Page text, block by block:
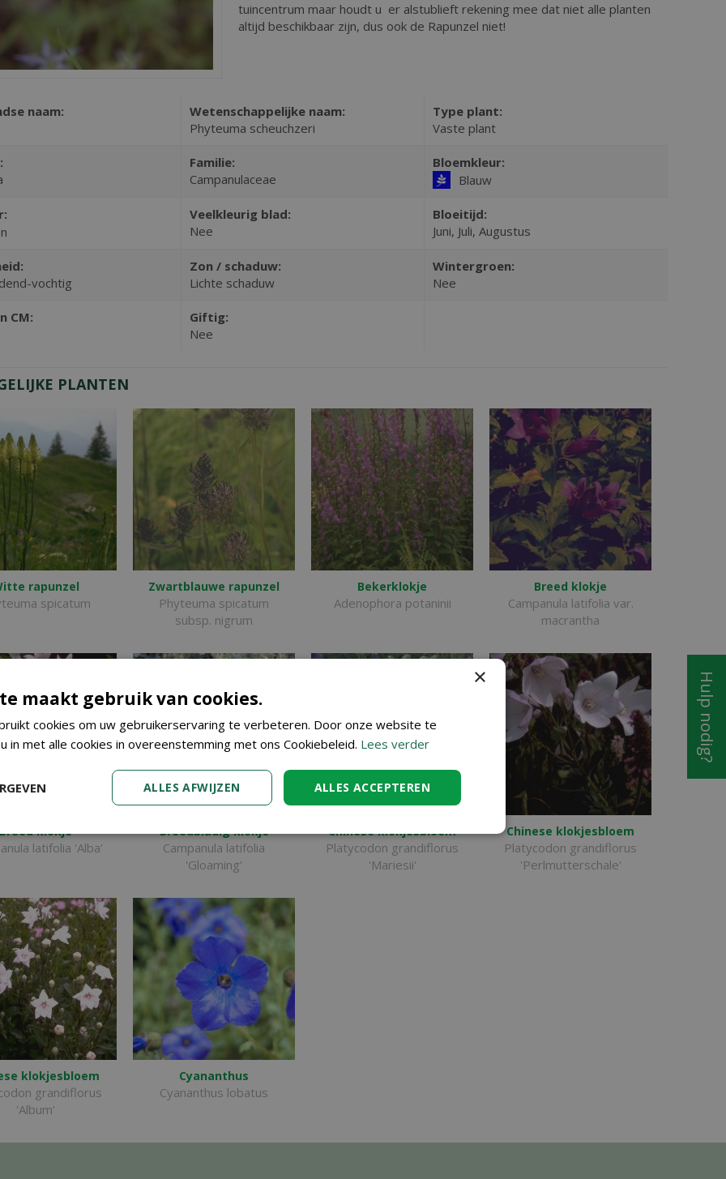
tuincentrum maar houdt u er alstublieft rekening mee dat niet alle planten
altijd beschikbaar zijn, dus ook de Rapunzel niet!
naam:
Wetenschappelijke naam:
Phyteuma scheuchzeri
Type plant:
Vaste plant
Familie:
Campanulaceae
Bloemkleur:
Blauw
Veelkleurig blad:
Nee
Bloeitijd:
Juni, Juli, Augustus
vochtig
Zon / schaduw:
Lichte schaduw
Wintergroen:
Nee
CM:
Giftig:
Nee
PLANTEN
rapunzel
spicatum
Zwartblauwe rapunzel
Phyteuma spicatum
subsp. nigrum
Bekerklokje
Adenophora potaninii
Breed klokje
Campanula latifolia var.
macrantha
Breed klokje
latifolia 'Alba'
Breedbladig klokje
Campanula latifolia
'Gloaming'
Chinese klokjesbloem
Platycodon grandiflorus
'Mariesii'
Chinese klokjesbloem
Platycodon grandiflorus
'Perlmutterschale'
klokjesbloem
grandiflorus
'Album'
Cyananthus
Cyananthus lobatus
Hulp nodig?
×
maakt gebruik van cookies.
cookies om uw gebruikerservaring te verbeteren. Door onze website te
in met alle cookies in overeenstemming met ons Cookiebeleid. Lees verder
ALLES ACCEPTEREN
ALLES AFWIJZEN